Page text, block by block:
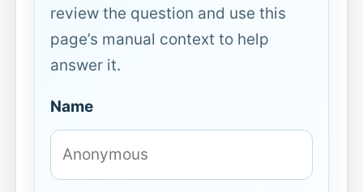
review the question and use this
page’s manual context to help
answer it.
Name